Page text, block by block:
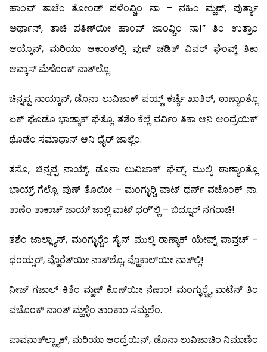
ಹಾಂವ್ ತಾಚೆಂ ತೋಂಡ್ ಪಳೆಂವ್ಚಿಂ ನಾ – ನಹಿಂ ಮ್ಹಣ್, ಪುರ್ತ್ಯಾ
ಅರ್ಥಾನ್, ತಾಚಿ ಪತಿಣ್‍ಯೀ ಹಾಂವ್ ಜಾಂವ್ಚಿಂ ನಾ!” ತಿಂ ಉತ್ರಾಂ
ಆಯ್ಕೊನ್, ಮರಿಯಾ ಆಕಾಂತ್‍ಲ್ಲಿ. ಪುಣ್ ಚಡಿತ್ ವಿವರ್ ಘೆಂವ್ಕ್ ತಿಕಾ
ಆವ್ಕಾಸ್ ಮೆಳೊಂಕ್ ನಾತ್‍ಲ್ಲೊ.
ಚಿನ್ನಪ್ಪ ನಾಯ್ಕಾನ್, ಡೊನಾ ಲುವಿಜಾಕ್ ಪಯ್ಣ್ ಕರ್ಚ್ಯೆ ಖಾತಿರ್, ಠಾಣ್ಯಾಂತ್ಲೊ
ಏಕ್ ಘೊಡೊ ಭಾಡ್ಯಾಕ್ ಘೆತ್ಲೊ. ತಶೆಂ ಕೆಲ್ಲೆ ವರ್ವಿಂ ತಿಕಾ ಆನಿ ಆಂದ್ರೆಯಿಕ್
ಥೊಡೆಂ ಸಮಾಧಾನ್ ಆನಿ ಧೈರ್ ಜಾಲ್ಲೆಂ.
ತಸೊ, ಚಿನ್ನಪ್ಪ ನಾಯ್ಕ್, ಡೊನಾ ಲುವಿಜಾಕ್ ಘೆವ್ನ್, ಮುಲ್ಕಿ ಠಾಣ್ಯಾಂತ್ಲೊ
ಭಾಯ್ರ್ ಗೆಲ್ಲೊ. ಪುಣ್ ತೊಯೀ – ಮಂಗ್ಳುರ್‍ಚಿ ವಾಟ್ ಧರ್ನ್ ವಚೊಂಕ್ ನಾ.
ತಾಣೆಂ ತಾಕಾಚ್ ಜಾಯ್ ಜಾಲ್ಲಿ ವಾಟ್ ಧರ್’ಲ್ಲಿ – ಬಿದ್ನೂರ್ ನಗರಾಚಿ!
ತಶೆಂ ಜಾಲ್ಲ್ಯಾನ್, ಮಂಗ್ಳುರ್‍ಚೆಂ ಸೈನ್ ಮುಲ್ಕಿ ಠಾಣ್ಯಾಕ್ ಯೇವ್ನ್ ಪಾವ್ತಚ್ –
ಥಂಯ್ಸರ್, ವ್ಹೊರೆತ್‍ಯೀ ನಾತ್‍ಲ್ಲೊ, ವ್ಹೊಕಾಲ್‍ಯೀ ನಾತ್‍ಲ್ಲಿ!
ನೀಜ್ ಗಜಾಲ್ ಕಿತೆಂ ಮ್ಹಣ್ ಕೊಣ್‍ಯೀ ನೆಣಾಂ! ಮಂಗ್ಳುರ್‍ಚ್ಯೆ ವಾಟೆನ್ ತಿಂ
ವಚೊಂಕ್ ನಾಂತ್ ಮ್ಹಳ್ಳೆಂ ತಾಂಕಾಂ ಸಮ್ಜಲೆಂ.
ಪಾವನಾತ್‍ಲ್ಲ್ಯಾಕ್, ಮರಿಯಾ ಆಂದ್ರೆಯಿನ್, ಡೊನಾ ಲುವಿಜಾಚಿಂ ನಿಮಾಣಿಂ